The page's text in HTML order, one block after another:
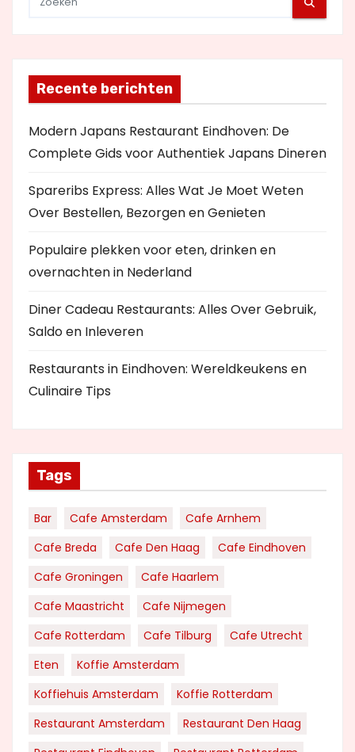
Recente berichten
Modern Japans Restaurant Eindhoven: De
Complete Gids voor Authentiek Japans Dineren
Spareribs Express: Alles Wat Je Moet Weten
Over Bestellen, Bezorgen en Genieten
Populaire plekken voor eten, drinken en
overnachten in Nederland
Diner Cadeau Restaurants: Alles Over Gebruik,
Saldo en Inleveren
Restaurants in Eindhoven: Wereldkeukens en
Culinaire Tips
Tags
Bar Cafe Amsterdam
Cafe Arnhem
Cafe Breda
Cafe Den Haag
Cafe Eindhoven
Cafe Groningen
Cafe Haarlem
Cafe Maastricht
Cafe Nijmegen
Cafe Rotterdam
Cafe Tilburg
Cafe Utrecht
Eten
Koffie Amsterdam
Koffiehuis Amsterdam
Koffie Rotterdam
Restaurant Amsterdam
Restaurant Den Haag